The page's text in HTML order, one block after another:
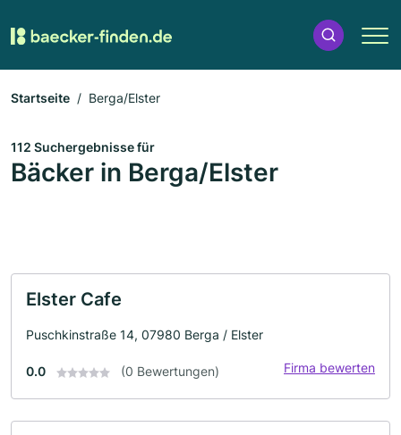
Startseite Berga/Elster
112 Suchergebnisse für
Bäcker in Berga/Elster
Elster Cafe
Puschkinstraße 14, 07980 Berga / Elster
0.0 (0 Bewertungen) Firma bewerten